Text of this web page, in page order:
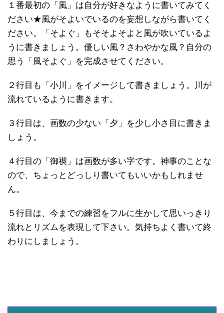
１番最初の「風」は自分が好きなように書いてみてく
ださい★風がそよいでいるのを妄想しながら書いてく
ださい。「そよぐ」もそそよそよと風が吹いているよ
うに書きましょう。優しい風？さわやかな風？自分の
思う「風そよぐ」を完成させてください。
２行目も「小川」をイメージして書きましょう。川が
流れているように書きます。
３行目は、画数の少ない「夕」を少し小さ目に書きま
しょう。
４行目の「御禊」は画数が多い字です。神事のことな
ので、ちょっとどっしり書いてもいいかもしれませ
ん。
５行目は、今までの練習をフルに生かして思いっきり
流れとリズムを表現して下さい。気持ちよく書いて終
わりにしましょう。